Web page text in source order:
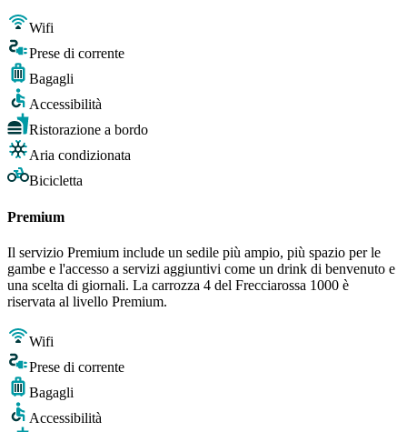
Wifi
Prese di corrente
Bagagli
Accessibilità
Ristorazione a bordo
Aria condizionata
Bicicletta
Premium
Il servizio Premium include un sedile più ampio, più spazio per le
gambe e l'accesso a servizi aggiuntivi come un drink di benvenuto e
una scelta di giornali. La carrozza 4 del Frecciarossa 1000 è
riservata al livello Premium.
Wifi
Prese di corrente
Bagagli
Accessibilità